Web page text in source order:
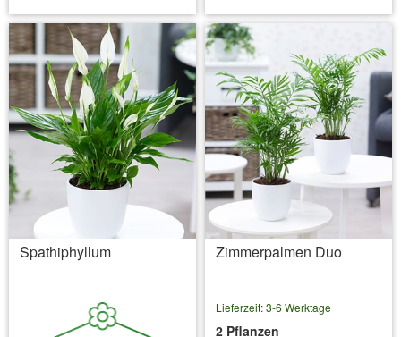
Spathiphyllum Zimmerpalmen Duo
Lieferzeit: 3-6 Werktage
2 Pflanzen